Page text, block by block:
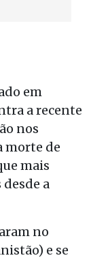
em
a recente
nos
morte de
mais
a
no
e se